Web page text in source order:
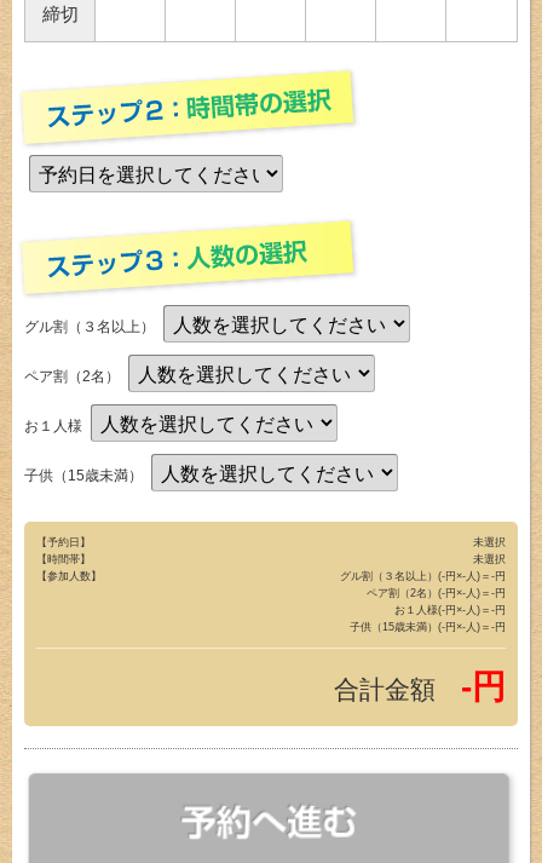
締切
グル割（３名以上）
ペア割（2名）
お１人様
子供（15歳未満）
【予約日】
未選択
【時間帯】
未選択
【参加人数】
グル割（３名以上）(-円×-人)＝-円
ペア割（2名）(-円×-人)＝-円
お１人様(-円×-人)＝-円
子供（15歳未満）(-円×-人)＝-円
合計金額 -円